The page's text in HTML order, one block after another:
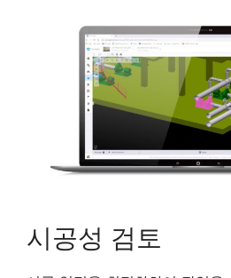
시공성 검토